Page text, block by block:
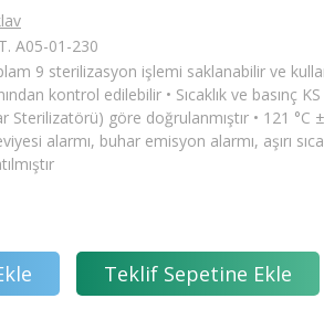
A05-01-230
9 sterilizasyon işlemi saklanabilir ve
kontrol edilebilir • Sıcaklık ve basınç
Sterilizatörü) göre doğrulanmıştır • 121
alarmı, buhar emisyon alarmı, aşırı
Teklif Sepetine Ekle